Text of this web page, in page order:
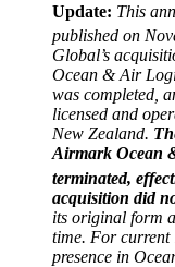
Update: This
published on
Global’s
Ocean & Air
was completed,
licensed and
New Zealand.
Airmark Ocean
terminated,
acquisition did
its original form
time. For current
presence in